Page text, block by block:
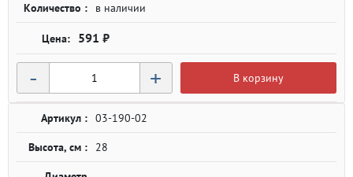
Количество : в наличии
591 ₽
- + В корзину
Артикул : 03-190-02
Высота, см : 28